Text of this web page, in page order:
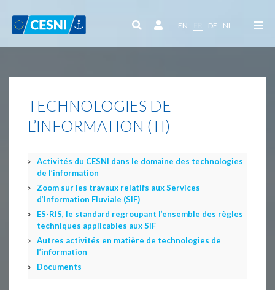
EN DE NL
TECHNOLOGIES DE
L’INFORMATION (TI)
Activités du CESNI dans le domaine des technologies
de l’information
Zoom sur les travaux relatifs aux Services
d’Information Fluviale (SIF)
ES-RIS, le standard regroupant l’ensemble des règles
techniques applicables aux SIF
Autres activités en matière de technologies de
l’information
Documents